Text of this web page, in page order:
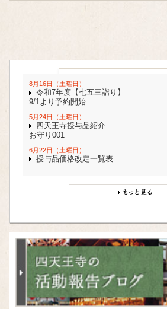
8月16日（土曜日）
令和7年度【七五三詣り】
9/1より予約開始
5月24日（土曜日）
四天王寺授与品紹介
お守り001
6月22日（土曜日）
授与品価格改定一覧表